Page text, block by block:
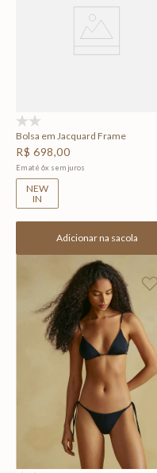
Bolsa em Jacquard Frame
R$ 698,00
Em até6x sem juros
NEW
IN
Adicionar na sacola